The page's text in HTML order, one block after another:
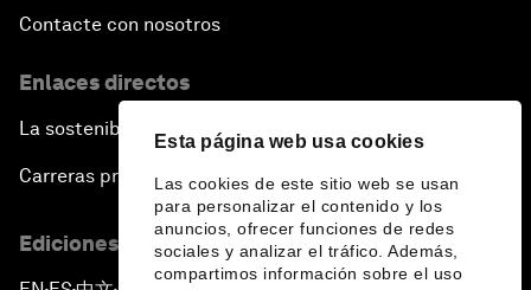
Esta página web usa cookies
Las cookies de este sitio web se usan
para personalizar el contenido y los
anuncios, ofrecer funciones de redes
sociales y analizar el tráfico. Además,
compartimos información sobre el uso
Contacte con nosotros
Enlaces directos
La sostenibilidad en el Foro
Carreras profesionales
Ediciones en otros idiomas